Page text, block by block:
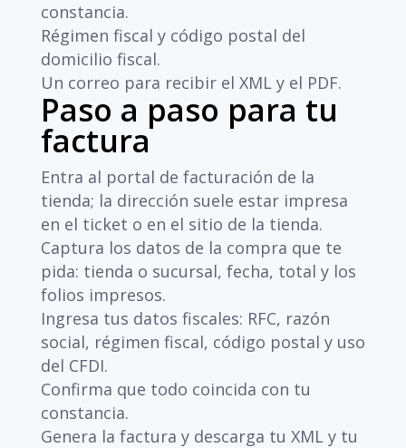
constancia.
Régimen fiscal y código postal del
domicilio fiscal.
Un correo para recibir el XML y el PDF.
Paso a paso para tu
factura
Entra al portal de facturación de la
tienda; la dirección suele estar impresa
en el ticket o en el sitio de la tienda.
Captura los datos de la compra que te
pida: tienda o sucursal, fecha, total y los
folios impresos.
Ingresa tus datos fiscales: RFC, razón
social, régimen fiscal, código postal y uso
del CFDI.
Confirma que todo coincida con tu
constancia.
Genera la factura y descarga tu XML y tu